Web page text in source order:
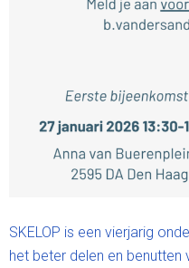
SKELOP is een vierjarig
het beter delen en benutten